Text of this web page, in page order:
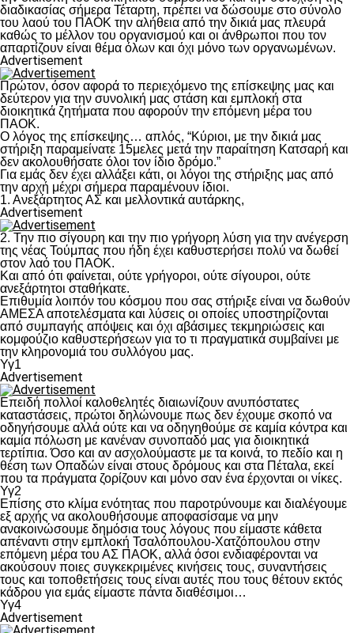
διαδικασίας σήμερα Τέταρτη, πρέπει να δώσουμε στο σύνολο
του λαού του ΠΑΟΚ την αλήθεια από την δικιά μας πλευρά
καθώς το μέλλον του οργανισμού και οι άνθρωποι που τον
απαρτίζουν είναι θέμα όλων και όχι μόνο των οργανωμένων.
Advertisement
Πρώτον, όσον αφορά το περιεχόμενο της επίσκεψης μας και
δεύτερον για την συνολική μας στάση και εμπλοκή στα
διοικητικά ζητήματα που αφορούν την επόμενη μέρα του
ΠΑΟΚ.
Ο λόγος της επίσκεψης… απλός, “Κύριοι, με την δικιά μας
στήριξη παραμείνατε 15μελες μετά την παραίτηση Κατσαρή και
δεν ακολουθήσατε όλοι τον ίδιο δρόμο.”
Για εμάς δεν έχει αλλάξει κάτι, οι λόγοι της στήριξης μας από
την αρχή μέχρι σήμερα παραμένουν ίδιοι.
1. Ανεξάρτητος ΑΣ και μελλοντικά αυτάρκης,
Advertisement
2. Την πιο σίγουρη και την πιο γρήγορη λύση για την ανέγερση
της νέας Τούμπας που ήδη έχει καθυστερήσει πολύ να δωθεί
στον λαό του ΠΑΟΚ.
Και από ότι φαίνεται, ούτε γρήγοροι, ούτε σίγουροι, ούτε
ανεξάρτητοι σταθήκατε.
Επιθυμία λοιπόν του κόσμου που σας στήριξε είναι να δωθούν
ΑΜΕΣΑ αποτελέσματα και λύσεις οι οποίες υποστηρίζονται
από συμπαγής απόψεις και όχι αβάσιμες τεκμηριώσεις και
κομφούζιο καθυστερήσεων για το τι πραγματικά συμβαίνει με
την κληρονομιά του συλλόγου μας.
Υγ1
Advertisement
Επειδή πολλοί καλοθελητές διαιωνίζουν ανυπόστατες
καταστάσεις, πρώτοι δηλώνουμε πως δεν έχουμε σκοπό να
οδηγήσουμε αλλά ούτε και να οδηγηθούμε σε καμία κόντρα και
καμία πόλωση με κανέναν συνοπαδό μας για διοικητικά
τερτίπια. Όσο και αν ασχολούμαστε με τα κοινά, το πεδίο και η
θέση των Οπαδών είναι στους δρόμους και στα Πέταλα, εκεί
που τα πράγματα ζορίζουν και μόνο σαν ένα έρχονται οι νίκες.
Υγ2
Επίσης στο κλίμα ενότητας που παροτρύνουμε και διαλέγουμε
εξ αρχής να ακολουθήσουμε αποφασίσαμε να μην
ανακοινώσουμε δημόσια τους λόγους που είμαστε κάθετα
απέναντι στην εμπλοκή Τσαλόπουλου-Χατζόπουλου στην
επόμενη μέρα του ΑΣ ΠΑΟΚ, αλλά όσοι ενδιαφέρονται να
ακούσουν ποιες συγκεκριμένες κινήσεις τους, συναντήσεις
τους και τοποθετήσεις τους είναι αυτές που τους θέτουν εκτός
κάδρου για εμάς είμαστε πάντα διαθέσιμοι…
Υγ4
Advertisement